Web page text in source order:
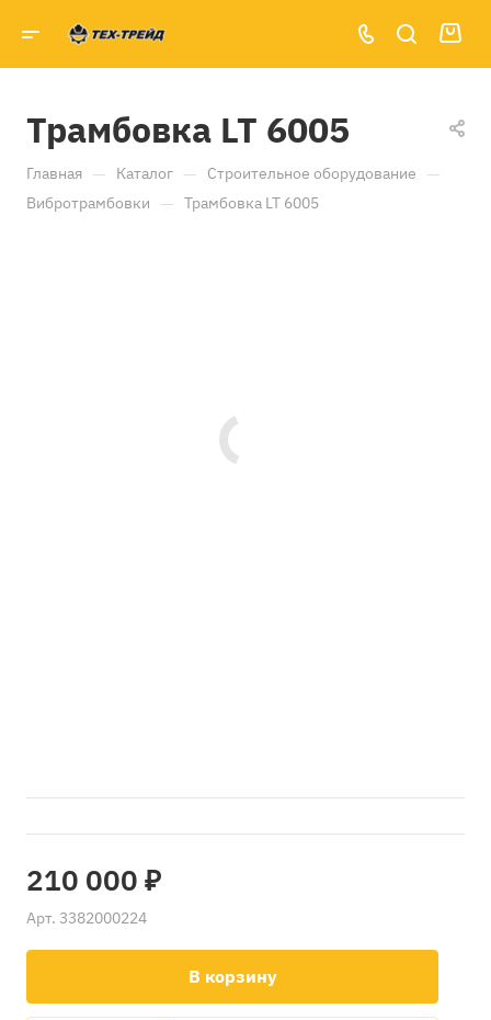
Трамбовка LT 6005
Главная — Каталог — Строительное оборудование —
Вибротрамбовки — Трамбовка LT 6005
210 000 ₽
Арт. 3382000224
В корзину